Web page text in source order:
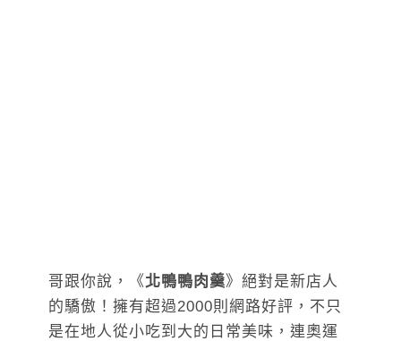
哥跟你說，《北鴨鴨肉羹》絕對是新店人
的驕傲！擁有超過2000則網路好評，不只
是在地人從小吃到大的日常美味，連奧運